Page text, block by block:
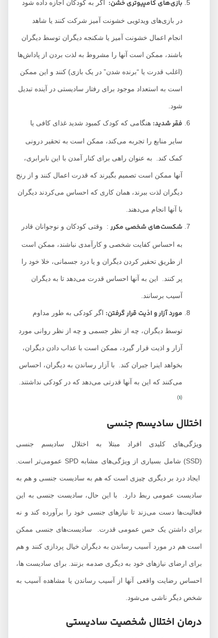
بازی‌های کامپیوتری خشن:اگر به کودکان اجازه داده شود
در بازی‌های ویدئویی خشونت آمیز شرکت کنند یا شاهد
انجام اعمال خشونت آمیز یا شکنجه دیگران توسط دیگران
باشند، ممکن است آنها را مشروط به لذت بردن از پاداش‌ها
(اغلب قدرت یا “برنده شدن” در یک بازی) کنند و این ممکن
است به استعداد موجود برای رفتار سادیستی در آینده تبدیل
فقر شدید:هنگامی که کودک کمبود شدید غذای کافی یا
سایر منابع را تجربه می‌کند، ممکن است به تحقیر درونی
کمک کند. به عنوان راهی برای کنار آمدن با این نابرابری،
آنها ممکن است تصمیم بگیرند که قدرت اعمال کنند و از رنج
دیگران لذت ببرند، همان کاری که احساس می‌کردند دیگران
با آنها انجام می‌دهند.
شکست‌های شخصی مکرر : وقتی کودکان و نوجوانان قادر
به احساس کفایت شخصی و کارآمدی نباشند، ممکن است
از طریق تحقیر کردن دیگران و یا درد جسمانی، خلا خود را
پر کنند. این به آنها احساس قدرت می‌دهد تا به دیگران
آسیب برسانند.
مورد آزار و اذیت قرار گرفتن:اگر کودکی به طور مداوم
توسط دیگران، چه از نظر جسمی و چه از نظر روانی مورد
آزار و اذیت قرار گیرد، ممکن است با عذاب دادن دیگران،
بخواهد اینرا جبران کند. با آزار رساندن به دیگران، احساس
می‌کنند که این به آنها قدرتی می‌دهد که در کودکی نداشتند.
اختلال سادیسم جنسی
ویژگی‌های کلیدی افراد مبتلا به اختلال سادیسم جنسی
(SSD) شامل بسیاری از ویژگی‌های مشابه SPD عمومی‌تر است.
ایجاد درد بر دیگری چیزی است که هم به سادیست جنسی و هم به
سادیست عمومی ربط دارد. با این حال، سادیست جنسی به این
فعالیت‌ها دست می‌زند تا نیازهای جنسی خود را برآورده کند و نه
برای داشتن یک حس عمومی قدرت. سادیست‌های جنسی ممکن
است هم در مورد آسیب رساندن به دیگران خیال پردازی کنند و هم
برای ارضای نیازهای خود به دیگری صدمه بزنند. برای سادیست ها،
احساس رضایت واقعی آنها از آسیب رساندن یا مشاهده آسیب به
شخص دیگر ناشی می‌شود.
درمان اختلال شخصیت سادیستی